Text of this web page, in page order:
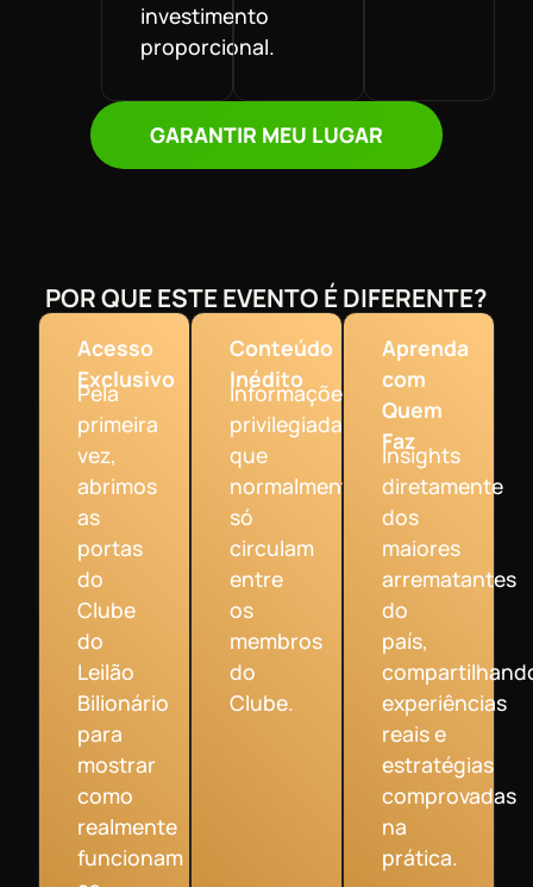
investimento
proporcional.
GARANTIR MEU LUGAR
POR QUE ESTE EVENTO É DIFERENTE?
Acesso
Exclusivo
Pela
primeira
vez,
abrimos
as
portas
do
Clube
do
Leilão
Bilionário
para
mostrar
como
realmente
funcionam
Conteúdo
Inédito
Informações
privilegiadas
que
normalmente
só
circulam
entre
os
membros
do
Clube.
Aprenda
com
Quem
Faz
Insights
diretamente
dos
maiores
arrematantes
do
país,
experiências
reais e
estratégias
comprovadas
na
prática.